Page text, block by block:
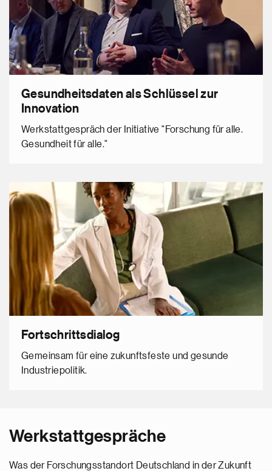
Gesundheitsdaten als Schlüssel zur
Innovation
Werkstattgespräch der Initiative "Forschung für alle.
Gesundheit für alle."
Fortschrittsdialog
Gemeinsam für eine zukunftsfeste und gesunde
Industriepolitik.
Werkstattgespräche
Was der Forschungsstandort Deutschland in der Zukunft